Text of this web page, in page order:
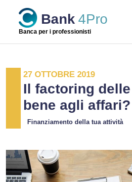
content
Bank 4Pro
Banca per i professionisti
27 OTTOBRE 2019
Il factoring
bene agli affari?
Finanziamento della tua attività